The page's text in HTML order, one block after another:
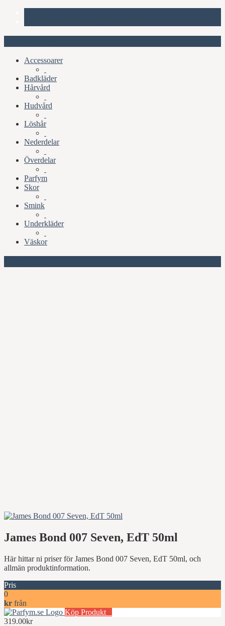
Accessoarer
Badkläder
Hårvård
Hudvård
Löshår
Nederdelar
Överdelar
Parfym
Skor
Smink
Underkläder
Väskor
James Bond 007 Seven, EdT 50ml
Här hittar ni priser för James Bond 007 Seven, EdT 50ml, och
allmän produktinformation.
Pris
0
kr från
Köp Produkt
319.00kr